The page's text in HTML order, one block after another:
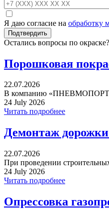
Я даю согласие на обработку
Остались вопросы по
Порошковая
22.07.2026
В компанию
24 July 2026
Читать подробнее
Демонтаж дорожки
22.07.2026
При проведении
24 July 2026
Читать подробнее
Опрессовка